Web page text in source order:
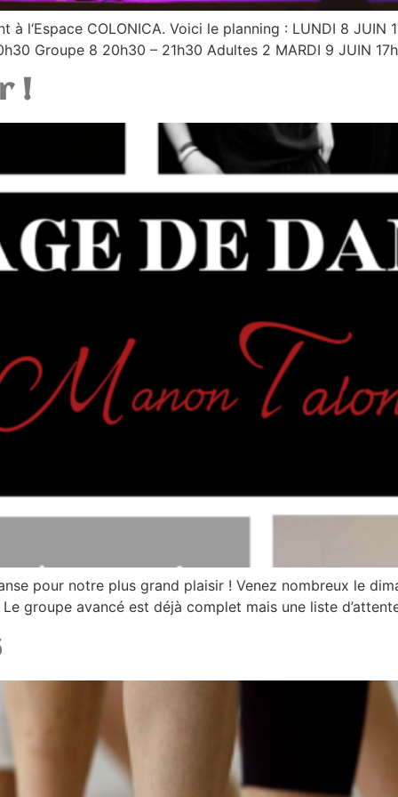
l‘Espace COLONICA. Voici le planning : LUNDI 8 JUIN
Groupe 8 20h30 – 21h30 Adultes 2 MARDI 9 JUIN
!
pour notre plus grand plaisir ! Venez nombreux le
Le groupe avancé est déjà complet mais une liste